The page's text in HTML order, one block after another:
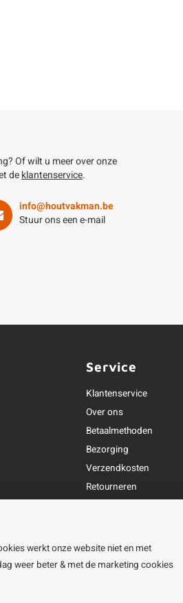
Of wilt u meer over onze
deklantenservice.
info@houtvakman.be
Stuur ons een e-mail
Service
Klantenservice
Over ons
Betaalmethoden
Bezorging
Verzendkosten
Retourneren
Openingstijden & contact
werkt onze website niet en met
weer beter & met de marketing cookies